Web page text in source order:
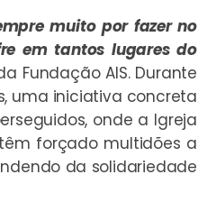
muito por fazer no
em tantos lugares do
Fundação AIS. Durante
uma iniciativa concreta
onde a Igreja
forçado multidões a
da solidariedade